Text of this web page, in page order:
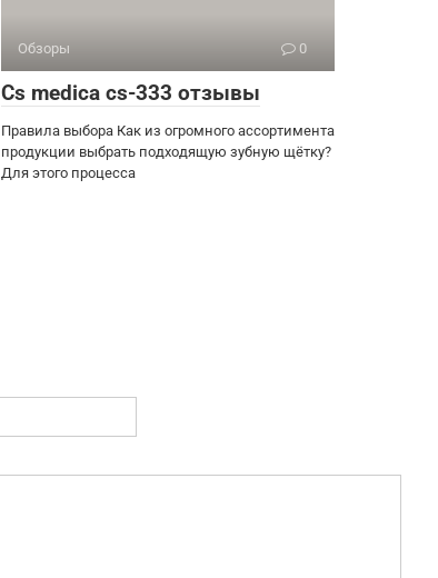
Обзоры 0
Cs medica cs-333 отзывы
Правила выбора Как из огромного ассортимента
продукции выбрать подходящую зубную щётку?
Для этого процесса